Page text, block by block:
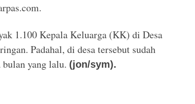
1.100 Kepala Keluarga (KK) di Desa
Padahal, di desa tersebut sudah
yang lalu. (jon/sym).